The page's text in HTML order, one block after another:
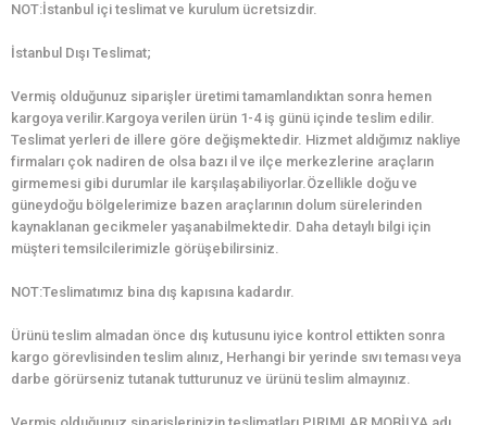
NOT:İstanbul içi teslimat ve kurulum ücretsizdir.
İstanbul Dışı Teslimat;
Vermiş olduğunuz siparişler üretimi tamamlandıktan sonra hemen
kargoya verilir.Kargoya verilen ürün 1-4 iş günü içinde teslim edilir.
Teslimat yerleri de illere göre değişmektedir. Hizmet aldığımız nakliye
firmaları çok nadiren de olsa bazı il ve ilçe merkezlerine araçların
girmemesi gibi durumlar ile karşılaşabiliyorlar.Özellikle doğu ve
güneydoğu bölgelerimize bazen araçlarının dolum sürelerinden
kaynaklanan gecikmeler yaşanabilmektedir. Daha detaylı bilgi için
müşteri temsilcilerimizle görüşebilirsiniz.
NOT:Teslimatımız bina dış kapısına kadardır.
Ürünü teslim almadan önce dış kutusunu iyice kontrol ettikten sonra
kargo görevlisinden teslim alınız, Herhangi bir yerinde sıvı teması veya
darbe görürseniz tutanak tutturunuz ve ürünü teslim almayınız.